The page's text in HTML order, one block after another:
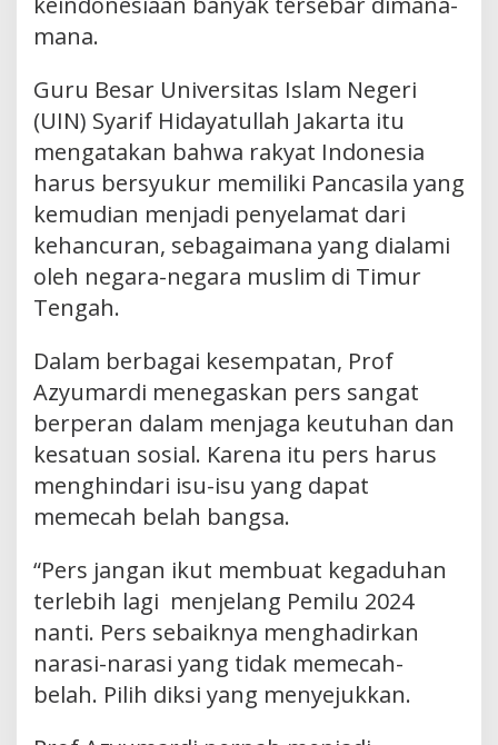
mana.
Guru Besar Universitas Islam Negeri
(UIN) Syarif Hidayatullah Jakarta itu
mengatakan bahwa rakyat Indonesia
harus bersyukur memiliki Pancasila yang
kemudian menjadi penyelamat dari
kehancuran, sebagaimana yang dialami
oleh negara-negara muslim di Timur
Tengah.
Dalam berbagai kesempatan, Prof
Azyumardi menegaskan pers sangat
berperan dalam menjaga keutuhan dan
kesatuan sosial. Karena itu pers harus
menghindari isu-isu yang dapat
memecah belah bangsa.
“Pers jangan ikut membuat kegaduhan
terlebih lagi menjelang Pemilu 2024
nanti. Pers sebaiknya menghadirkan
narasi-narasi yang tidak memecah-
belah. Pilih diksi yang menyejukkan.